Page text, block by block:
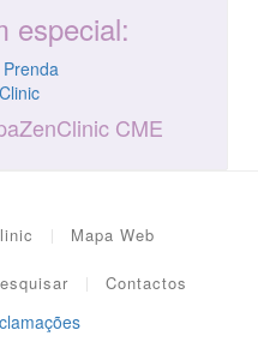
especial:
CME
Mapa Web
Contactos